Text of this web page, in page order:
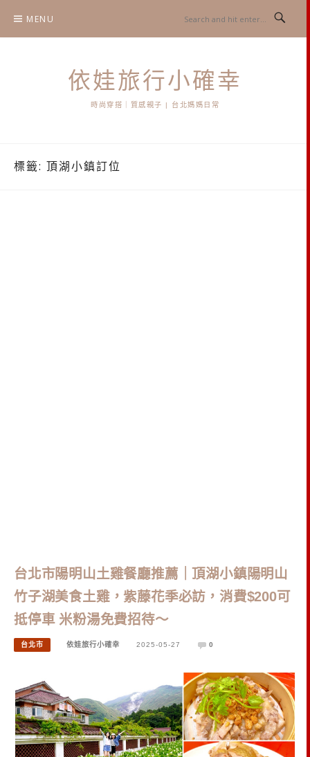
content
MENU
依娃旅行小確幸
時尚穿搭｜質感親子 | 台北媽媽日常
標籤: 頂湖小鎮訂位
台北市陽明山土雞餐廳推薦｜頂湖小鎮陽明山
竹子湖美食土雞，紫藤花季必訪，消費$200可
抵停車 米粉湯免費招待～
台北市 依娃旅行小確幸 2025-05-27 0